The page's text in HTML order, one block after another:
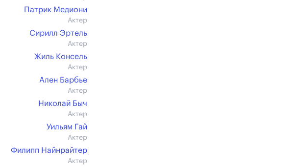
Патрик Медиони
Актер
Сирилл Эртель
Актер
Жиль Консель
Актер
Ален Барбье
Актер
Николай Быч
Актер
Уильям Гай
Актер
Филипп Найнрайтер
Актер